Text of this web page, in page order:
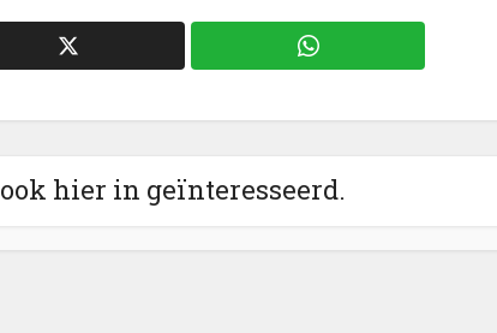
hier in geïnteresseerd.